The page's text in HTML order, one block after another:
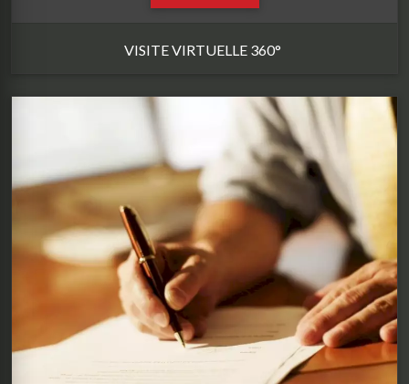
VISITE VIRTUELLE 360°